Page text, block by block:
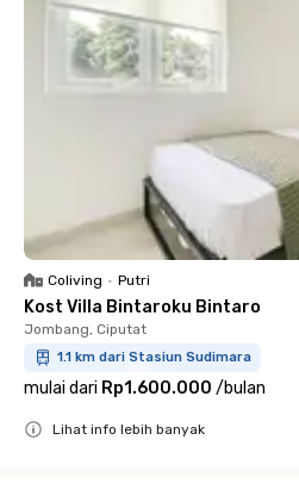
Coliving • Putri
Kost Villa Bintaroku Bintaro
Jombang, Ciputat
1.1 km dari Stasiun Sudimara
mulai dari Rp1.600.000 /bulan
Lihat info lebih banyak